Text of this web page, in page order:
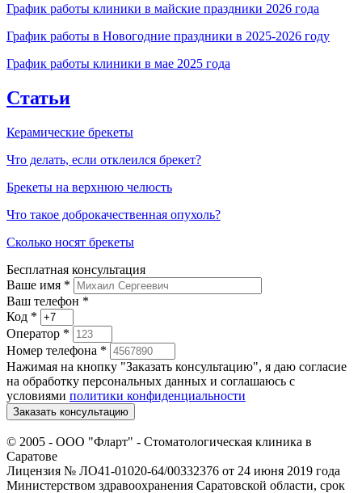
График работы клиники в майские праздники 2026 года
График работы в Новогодние праздники в 2025-2026 году
График работы клиники в мае 2025 года
Статьи
Керамические брекеты
Что делать, если отклеился брекет?
Брекеты на верхнюю челюсть
Что такое доброкачественная опухоль?
Сколько носят брекеты
Бесплатная консультация
Ваше имя *
Ваш телефон *
Код *
Оператор *
Номер телефона *
Нажимая на кнопку "Заказать консультацию", я даю согласие
на обработку персональных данных и соглашаюсь c
условиями политики конфиденциальности
Заказать консультацию
© 2005 - ООО "Фларт" - Стоматологическая клиника в
Саратове
Лицензия № ЛО41-01020-64/00332376 от 24 июня 2019 года
Министерством здравоохранения Саратовской области, срок